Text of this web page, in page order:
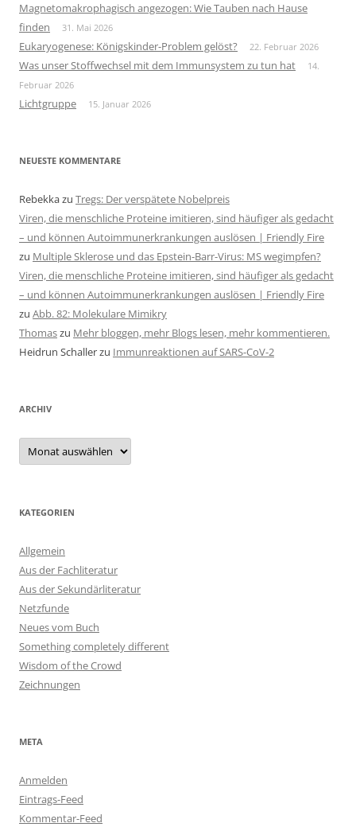
Magnetomakrophagisch angezogen: Wie Tauben nach Hause
finden
31. Mai 2026
Eukaryogenese: Königskinder-Problem gelöst? 22. Februar 2026
Was unser Stoffwechsel mit dem Immunsystem zu tun hat
14.
Februar 2026
Lichtgruppe 15. Januar 2026
NEUESTE KOMMENTARE
Rebekkazu Tregs: Der verspätete Nobelpreis
Viren, die menschliche Proteine imitieren, sind häufiger als gedacht
– und können Autoimmunerkrankungen auslösen | Friendly Fire
zu Multiple Sklerose und das Epstein-Barr-Virus: MS wegimpfen?
Viren, die menschliche Proteine imitieren, sind häufiger als gedacht
– und können Autoimmunerkrankungen auslösen | Friendly Fire
zu Abb. 82: Molekulare Mimikry
Thomaszu Mehr bloggen, mehr Blogs lesen, mehr kommentieren.
Heidrun Schallerzu Immunreaktionen auf SARS-CoV-2
ARCHIV
Archiv
KATEGORIEN
Allgemein
Aus der Fachliteratur
Aus der Sekundärliteratur
Netzfunde
Neues vom Buch
Something completely different
Wisdom of the Crowd
Zeichnungen
META
Anmelden
Eintrags-Feed
Kommentar-Feed